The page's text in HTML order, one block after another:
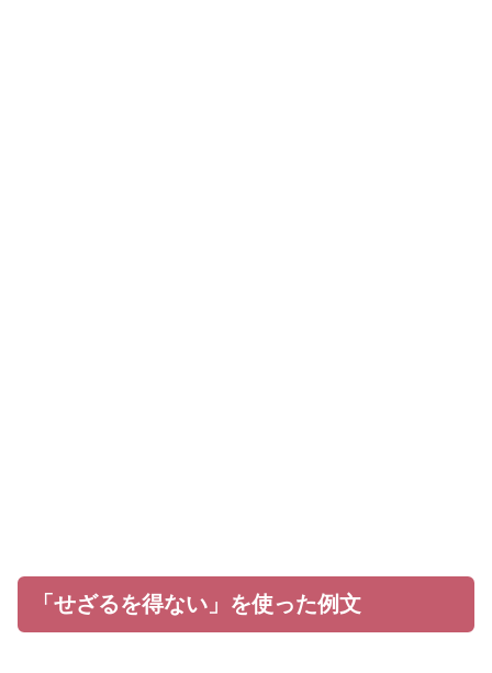
「せざるを得ない」を使った例文